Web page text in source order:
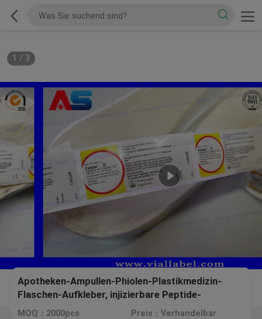
1 / 3
Apotheken-Ampullen-Phiolen-Plastikmedizin-
Flaschen-Aufkleber, injizierbare Peptide-
Rollenaufkleber
MOQ：2000pcs Preis：Verhandelbar